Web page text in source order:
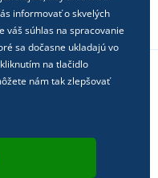
sieťach
informovať o skvelých
váš súhlas na spracovanie
sa dočasne ukladajú vo
na tlačidlo
nám tak zlepšovať